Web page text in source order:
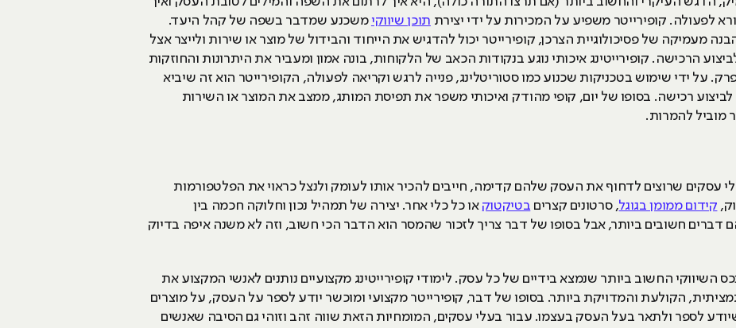
קופירייטר משפיע על המכירות על ידי יצירת תוכן שיווקי משכנע שמדבר בשפה של קהל היעד.
מעמיקה של פסיכולוגיית הצרכן, קופירייטר יכול להדגיש את הייחוד והבידול של מוצר או שירות ולייצר אצל
הרכישה. קופירייטינג איכותי נוגע בנקודות הכאב של הלקוחות, בונה אמון ומעביר את היתרונות והחוזקות
על ידי שימוש בטכניקות שכנוע כמו סטוריטלינג, פנייה לרגש וקריאה לפעולה, הקופירייטר הוא זה שיביא
לביצוע רכישה. בסופו של יום, קופי מהודק ואיכותי משפר את תפיסת המותג, ממצב את המוצר או השירות
מוביל להמרות.
עסקים שרוצים לדחוף את העסק שלהם קדימה, חייבים להכיר אותו לעומק ולנצל כראוי את הפלטפורמות
קידום ממומן בגוגל, סרטונים קצרים בטיקטוק או כל כלי אחר. יצירה של תמהיל נכון וחלוקה חכמה בין
דברים חשובים ביותר, אבל בסופו של דבר צריך לזכור שהמסר הוא הדבר הכי חשוב, וזה לא משנה איפה בדיוק
השיווקי החשוב ביותר שנמצא בידיים של כל עסק. לימודי קופירייטינג מקצועיים נותנים לאנשי המקצוע את
הקולעת והמדויקת ביותר. בסופו של דבר, קופירייטר מקצועי ומוכשר יודע לספר על העסק, על מוצרים
לספר ולתאר בעל העסק בעצמו. עבור בעלי עסקים, המומחיות הזאת שווה זהב וזוהי גם הסיבה שאנשים